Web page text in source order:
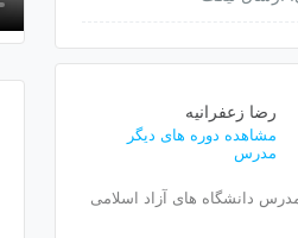
رضا زعفرانیه
مشاهده دوره های دیگر
مدرس
دانشگاه های آزاد اسلامی